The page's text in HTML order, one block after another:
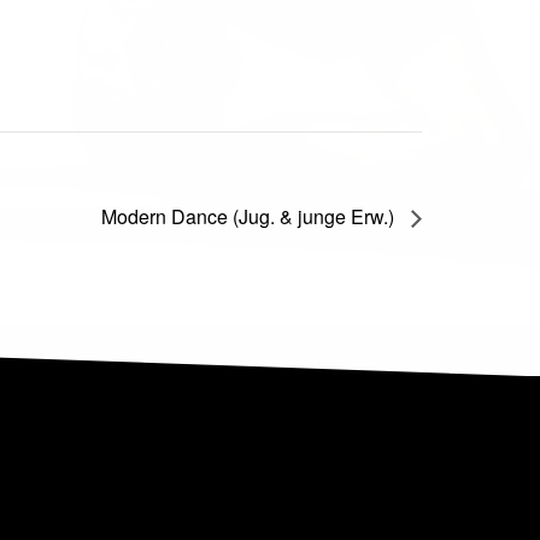
Modern Dance (Jug. & junge Erw.)